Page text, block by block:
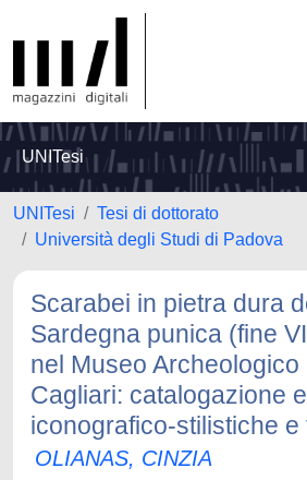
UNITesi
UNITesi
Tesi di dottorato
Università degli Studi di Padova
Scarabei in pietra dura
Sardegna punica (fine
nel Museo
Cagliari: catalogazione
iconografico-stilistiche e
OLIANAS, CINZIA